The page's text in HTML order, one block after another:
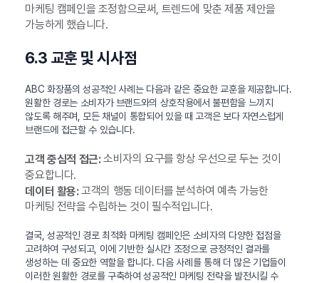
마케팅 캠페인을 조정함으로써, 트렌드에 맞춘 제품 제안을
가능하게 했습니다.
6.3 교훈 및 시사점
ABC 화장품의 성공적인 사례는 다음과 같은 중요한 교훈을 제공합니다.
원활한 경로는 소비자가 브랜드와의 상호작용에서 불편함을 느끼지
않도록 해주며, 모든 채널이 통합되어 있을 때 고객은 보다 자연스럽게
브랜드에 접근할 수 있습니다.
고객 중심적 접근:소비자의 요구를 항상 우선으로 두는 것이
중요합니다.
데이터 활용:고객의 행동 데이터를 분석하여 예측 가능한
마케팅 전략을 수립하는 것이 필수적입니다.
결국, 성공적인 경로 최적화 마케팅 캠페인은 소비자의 다양한 접점을
고려하여 구성되고, 이에 기반한 실시간 조정으로 긍정적인 결과를
생성하는 데 중요한 역할을 합니다. 다음 사례를 통해 더 많은 기업들이
이러한 원활한 경로를 구축하여 성공적인 마케팅 전략을 발전시킬 수